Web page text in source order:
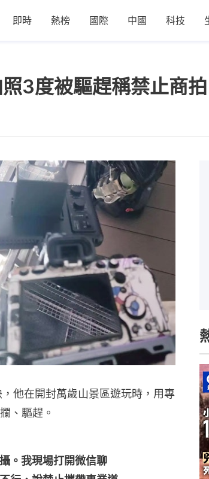
即時 熱榜 國際 中國 科技
照3度被驅趕稱禁止商
他在開封萬歲山景區遊玩時，用專
、驅趕。
。我現場打開微信聊